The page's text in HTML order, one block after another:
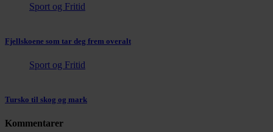
Sport og Fritid
Fjellskoene som tar deg frem overalt
Sport og Fritid
Tursko til skog og mark
Kommentarer